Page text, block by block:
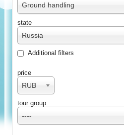
Ground handling
state
Russia
Additional filters
price
RUB
tour group
----